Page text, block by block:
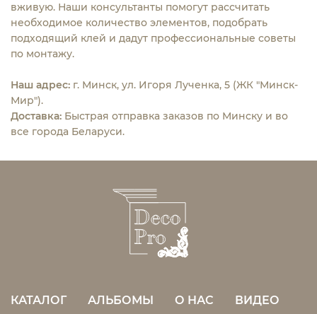
вживую. Наши консультанты помогут рассчитать
необходимое количество элементов, подобрать
подходящий клей и дадут профессиональные советы
по монтажу.
Наш адрес: г. Минск, ул. Игоря Лученка, 5 (ЖК "Минск-
Мир").
Доставка: Быстрая отправка заказов по Минску и во
все города Беларуси.
КАТАЛОГ АЛЬБОМЫ О НАС ВИДЕО